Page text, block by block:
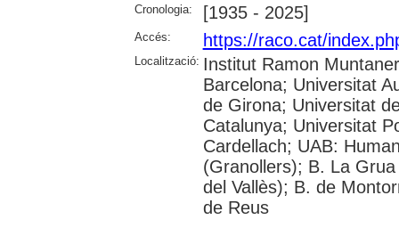
Cronologia: [1935 - 2025]
Accés: https://raco.cat/
Localització: Institut Ramon
Barcelona; Universitat
de Girona; Universitat
Catalunya; Universitat
Cardellach; UAB:
(Granollers); B. La
del Vallès); B. de
de Reus